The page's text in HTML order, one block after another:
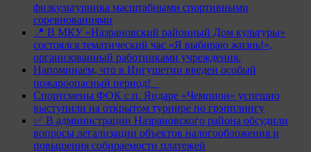
физкультурника масштабными спортивными
соревнованиями
📍 В МКУ «Назрановский районный Дом культуры»
состоялся тематический час «Я выбираю жизнь!»,
организованный работниками учреждения.
Напоминаем, что в Ингушетии введен особый
пожароопасный период!⁣⁣⠀
Спортсмены ФОК с.п. Яндаре «Чемпион» успешно
выступили на открытом турнире по грэпплингу
✅ В администрации Назрановского района обсудили
вопросы легализации объектов налогообложения и
повышения собираемости платежей